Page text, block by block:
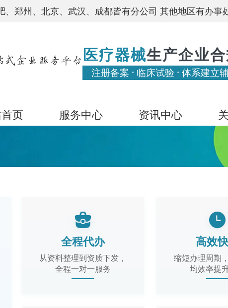
郑州、北京、武汉、成都皆有分公司 其他地区有办事
医疗器械生产企业
注册备案 · 临床试验 · 体系建立
页 服务中心 资讯中心
全程代办
从资料整理到资质下发，
全程一对一服务
高效
缩短办理周期
均效率提